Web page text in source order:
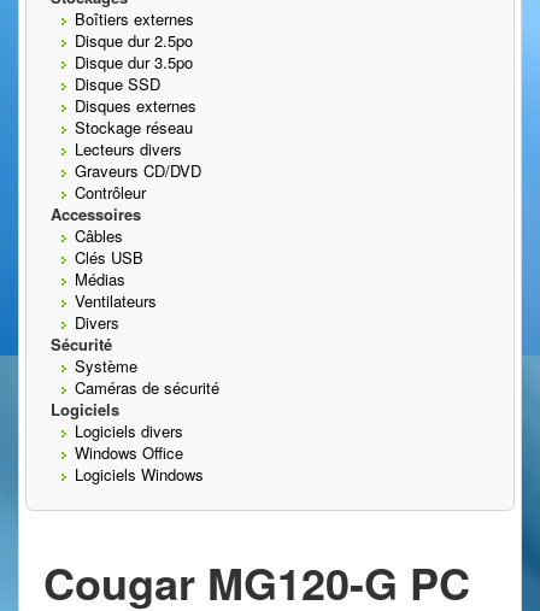
Boîtiers externes
Disque dur 2.5po
Disque dur 3.5po
Disque SSD
Disques externes
Stockage réseau
Lecteurs divers
Graveurs CD/DVD
Contrôleur
Accessoires
Câbles
Clés USB
Médias
Ventilateurs
Divers
Sécurité
Système
Caméras de sécurité
Logiciels
Logiciels divers
Windows Office
Logiciels Windows
Cougar MG120-G PC